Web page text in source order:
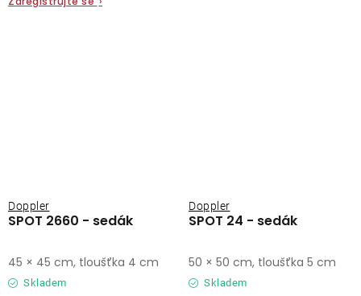
SPOT 2660 - sedák
Doppler
Skladem
45 × 45 cm, tloušťka 4 cm
SPOT 24 - sedák
Doppler
Skladem
50 × 50 cm, tloušťka 5 cm